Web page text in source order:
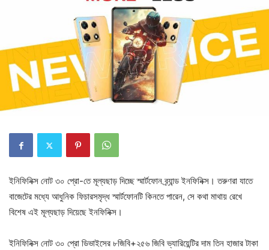
ইনিফিনিক্স নোট ৩০ প্রো-তে মূল্যছাড় দিচ্ছে স্মার্টফোন ব্র্যান্ড ইনফিনিক্স। তরুণরা যাতে
বাজেটের মধ্যে আধুনিক ফিচারসমৃদ্ধ স্মার্টফোনটি কিনতে পারেন, সে কথা মাথায় রেখে
বিশেষ এই মূল্যছাড় দিয়েছে ইনফিনিক্স।
ইনিফিনিক্স নোট ৩০ প্রো ডিভাইসের ৮জিবি+২৫৬ জিবি ভ্যারিয়েন্টির দাম তিন হাজার টাকা